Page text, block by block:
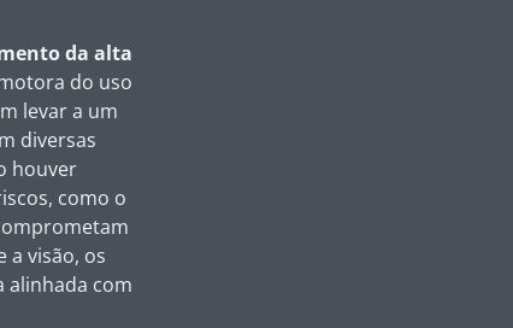
da alta
do uso
levar a um
diversas
houver
como o
a visão, os
alinhada com